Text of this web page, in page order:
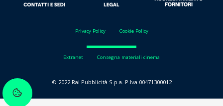
Privacy Policy Cookie Policy
Extranet Consegna materiali cinema
© 2022 Rai Pubblicità S.p.a. P.Iva 00471300012